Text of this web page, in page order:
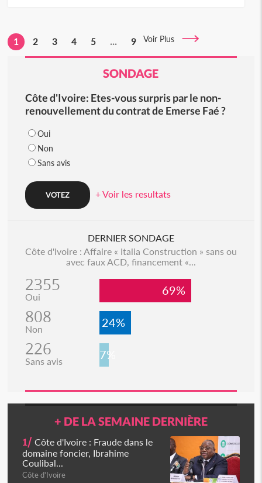
1 2 3 4 5 ... 9 Voir Plus
SONDAGE
Côte d'Ivoire: Etes-vous surpris par le non-
renouvellement du contrat de Emerse Faé ?
Oui
Non
Sans avis
+ Voir les resultats
DERNIER SONDAGE
Côte d'Ivoire : Affaire « Italia Construction » sans ou
avec faux ACD, financement «...
2355
Oui 69%
808
Non 24%
226
Sans avis 7%
+ DE LA SEMAINE DERNIÈRE
1/ Côte d'Ivoire : Fraude dans le
domaine foncier, Ibrahime
Coulibal...
Côte d'Ivoire